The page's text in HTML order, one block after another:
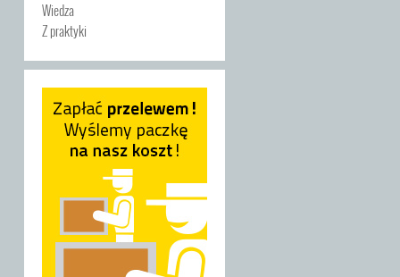
Wiedza
Z praktyki